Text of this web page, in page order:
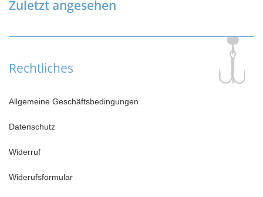
Zuletzt angesehen
Rechtliches
Allgemeine Geschäftsbedingungen
Datenschutz
Widerruf
Widerufsformular